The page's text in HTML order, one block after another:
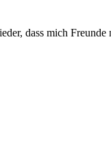
dass mich